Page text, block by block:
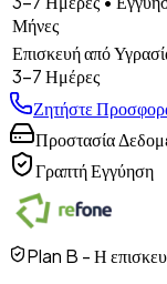
Μήνες
Επισκευή από
3-7 Ημέρες
Ζητήστε
Προστασία
Γραπτή Εγγύηση
Plan B - Η